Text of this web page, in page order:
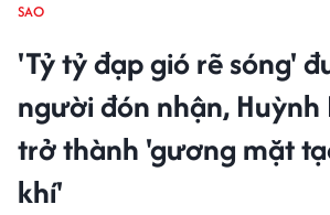
SAO
'Tỷ tỷ đạp gió rẽ sóng'
người đón nhận, Huỳnh
trở thành 'gương mặt
khí'